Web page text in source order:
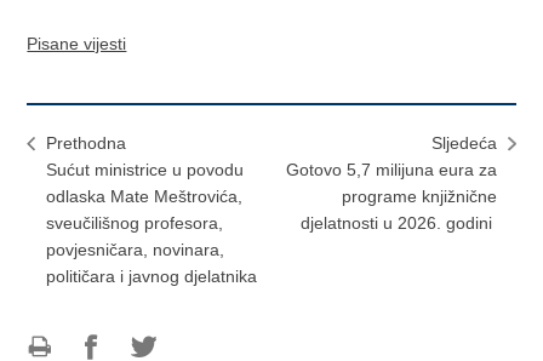
Pisane vijesti
Prethodna
Sućut ministrice u povodu
odlaska Mate Meštrovića,
sveučilišnog profesora,
povjesničara, novinara,
političara i javnog djelatnika
Sljedeća
Gotovo 5,7 milijuna eura za
programe knjižnične
djelatnosti u 2026. godini